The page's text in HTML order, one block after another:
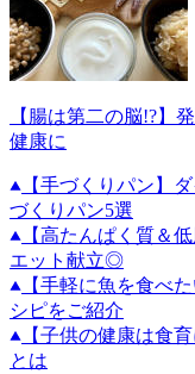
【腸は第二の脳!?】
健康に
【手づくりパン】
づくりパン5選
【高たんぱく質＆
エット献立◎
【手軽に魚を食べ
シピをご紹介
【子供の健康は食
とは